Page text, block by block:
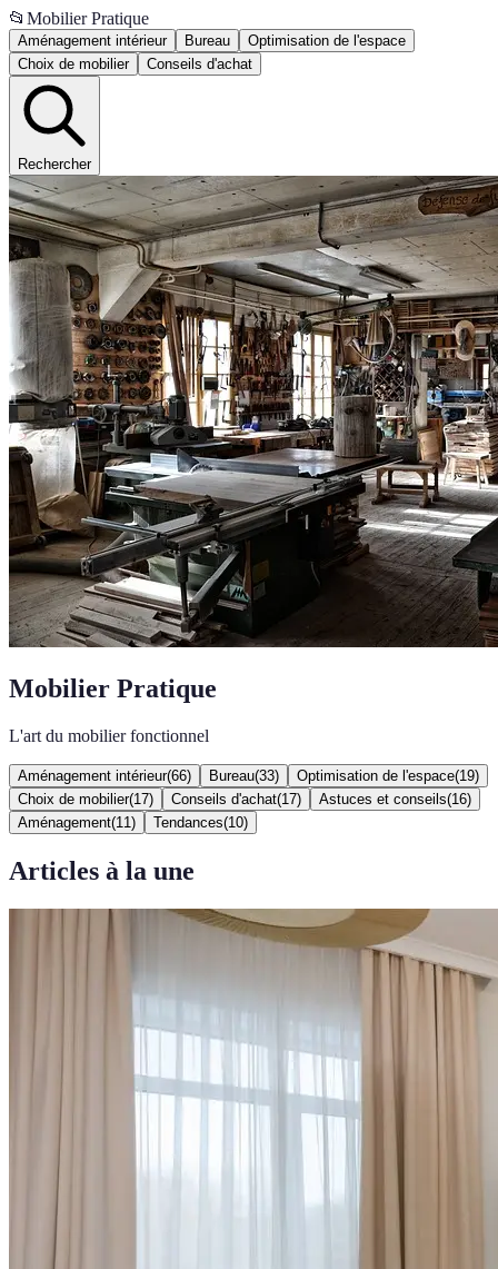
📂 Mobilier Pratique
Aménagement intérieur Bureau
Optimisation de l'espace
Choix de mobilier
Conseils d'achat
Rechercher
Mobilier Pratique
L'art du mobilier fonctionnel
Aménagement intérieur(66) Bureau(33) Optimisation de l'espace(19)
Choix de mobilier(17) Conseils d'achat(17) Astuces et conseils(16)
Aménagement(11 ) Tendances(10)
Articles à la une